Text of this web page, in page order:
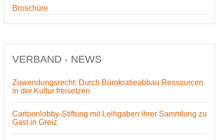
Broschüre
VERBAND - NEWS
Zuwendungsrecht: Durch Bürokratieabbau Ressourcen
in der Kultur freisetzen
Cartoonlobby-Stiftung mit Leihgaben ihrer Sammlung zu
Gast in Greiz